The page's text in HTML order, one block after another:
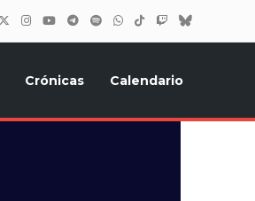
Crónicas Calendario